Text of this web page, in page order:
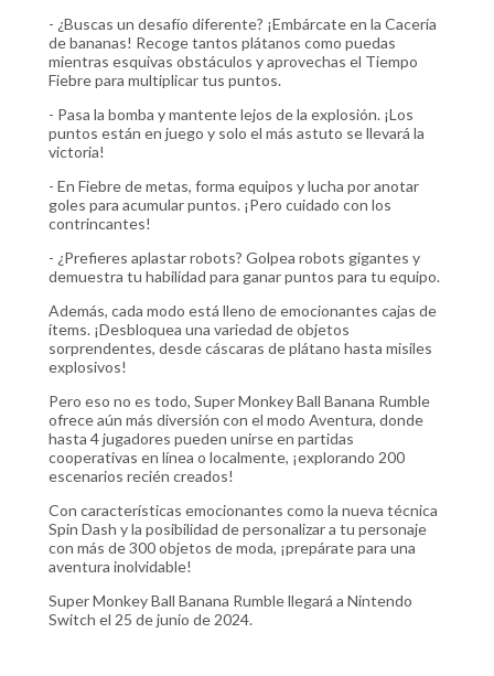
- ¿Buscas un desafío diferente? ¡Embárcate en la Cacería
de bananas! Recoge tantos plátanos como puedas
mientras esquivas obstáculos y aprovechas el Tiempo
Fiebre para multiplicar tus puntos.
- Pasa la bomba y mantente lejos de la explosión. ¡Los
puntos están en juego y solo el más astuto se llevará la
victoria!
- En Fiebre de metas, forma equipos y lucha por anotar
goles para acumular puntos. ¡Pero cuidado con los
contrincantes!
- ¿Prefieres aplastar robots? Golpea robots gigantes y
demuestra tu habilidad para ganar puntos para tu equipo.
Además, cada modo está lleno de emocionantes cajas de
ítems. ¡Desbloquea una variedad de objetos
sorprendentes, desde cáscaras de plátano hasta misiles
explosivos!
Pero eso no es todo, Super Monkey Ball Banana Rumble
ofrece aún más diversión con el modo Aventura, donde
hasta 4 jugadores pueden unirse en partidas
cooperativas en línea o localmente, ¡explorando 200
escenarios recién creados!
Con características emocionantes como la nueva técnica
Spin Dash y la posibilidad de personalizar a tu personaje
con más de 300 objetos de moda, ¡prepárate para una
aventura inolvidable!
Super Monkey Ball Banana Rumble llegará a Nintendo
Switch el 25 de junio de 2024.